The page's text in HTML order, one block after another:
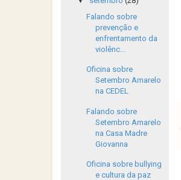
Falando sobre
prevenção e
enfrentamento da
violênc...
Oficina sobre
Setembro Amarelo
na CEDEL
Falando sobre
Setembro Amarelo
na Casa Madre
Giovanna
Oficina sobre bullying
e cultura da paz